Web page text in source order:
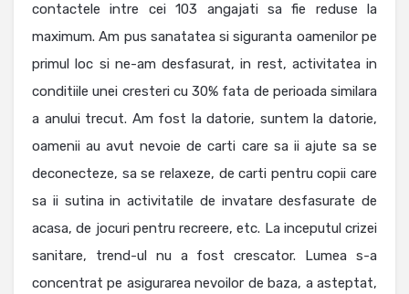
contactele intre cei 103 angajati sa fie reduse la
maximum. Am pus sanatatea si siguranta oamenilor pe
primul loc si ne-am desfasurat, in rest, activitatea in
conditiile unei cresteri cu 30% fata de perioada similara
a anului trecut. Am fost la datorie, suntem la datorie,
oamenii au avut nevoie de carti care sa ii ajute sa se
deconecteze, sa se relaxeze, de carti pentru copii care
sa ii sutina in activitatile de invatare desfasurate de
acasa, de jocuri pentru recreere, etc. La inceputul crizei
sanitare, trend-ul nu a fost crescator. Lumea s-a
concentrat pe asigurarea nevoilor de baza, a asteptat,